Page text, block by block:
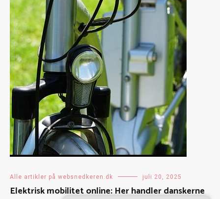
Alle artikler på websnedkeren.dk juli 20, 2025
Elektrisk mobilitet online: Her handler danskerne